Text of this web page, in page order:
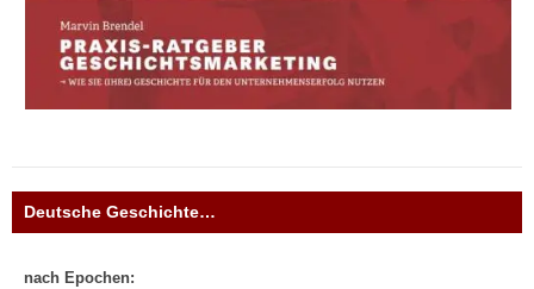
Deutsche Geschichte…
nach Epochen: